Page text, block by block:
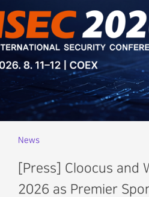
News
[Press] Cloocus and
2026 as Premier